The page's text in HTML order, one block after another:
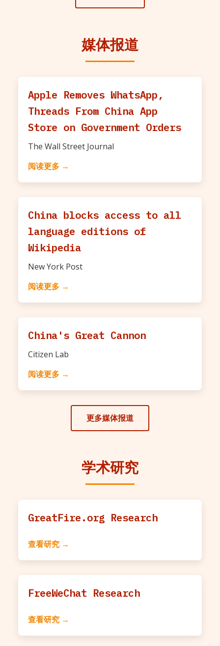
媒体报道
Apple Removes WhatsApp,
Threads From China App
Store on Government Orders
The Wall Street Journal
阅读更多 →
China blocks access to all
language editions of
Wikipedia
New York Post
阅读更多 →
China's Great Cannon
Citizen Lab
阅读更多 →
更多媒体报道
学术研究
GreatFire.org Research
查看研究 →
FreeWeChat Research
查看研究 →